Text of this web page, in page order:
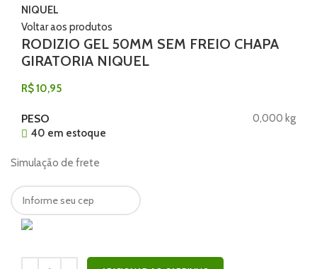
NIQUEL
Voltar aos produtos
RODIZIO GEL 50MM SEM FREIO CHAPA
GIRATORIA NIQUEL
R$10,95
PESO
0,000 kg
40 em estoque
Simulação de frete